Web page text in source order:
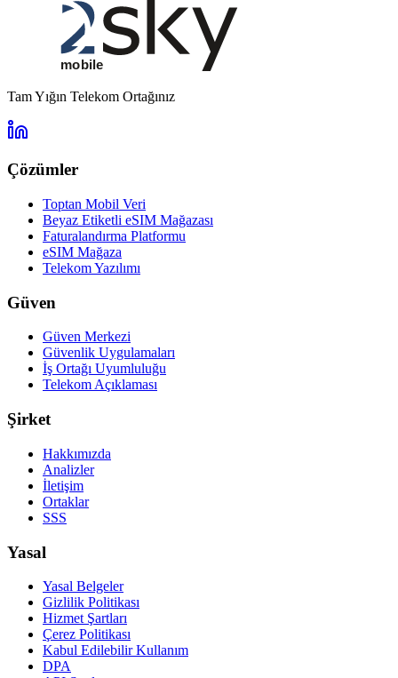
Tam Yığın Telekom Ortağınız
Çözümler
Toptan Mobil Veri
Beyaz Etiketli eSIM Mağazası
Faturalandırma Platformu
eSIM Mağaza
Telekom Yazılımı
Güven
Güven Merkezi
Güvenlik Uygulamaları
İş Ortağı Uyumluluğu
Telekom Açıklaması
Şirket
Hakkımızda
Analizler
İletişim
Ortaklar
SSS
Yasal
Yasal Belgeler
Gizlilik Politikası
Hizmet Şartları
Çerez Politikası
Kabul Edilebilir Kullanım
DPA